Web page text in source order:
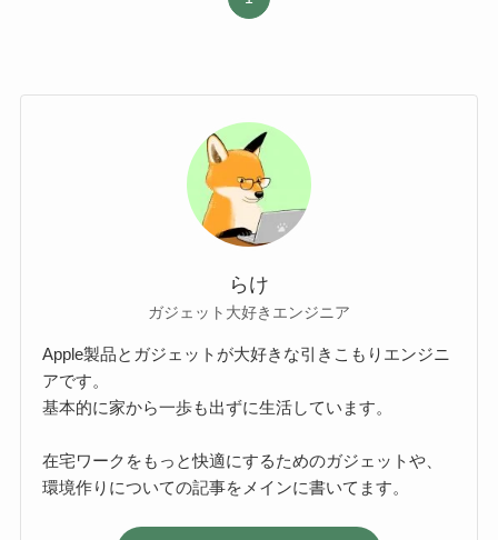
らけ
ガジェット大好きエンジニア
Apple製品とガジェットが大好きな引きこもりエンジニ
アです。
基本的に家から一歩も出ずに生活しています。
在宅ワークをもっと快適にするためのガジェットや、
環境作りについての記事をメインに書いてます。